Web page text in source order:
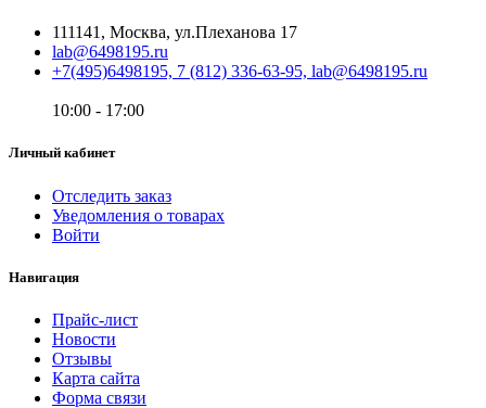
111141, Москва, ул.Плеханова 17
lab@6498195.ru
+7(495)6498195, 7 (812) 336-63-95, lab@6498195.ru
10:00 - 17:00
Личный кабинет
Отследить заказ
Уведомления о товарах
Войти
Навигация
Прайс-лист
Новости
Отзывы
Карта сайта
Форма связи